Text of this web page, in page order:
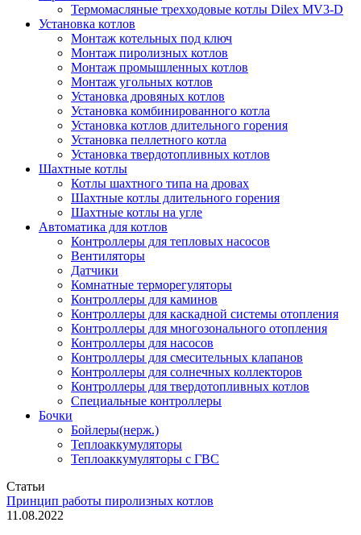
Термомасляные трехходовые котлы Dilex MV3-D
Установка котлов
Монтаж котельных под ключ
Монтаж пиролизных котлов
Монтаж промышленных котлов
Монтаж угольных котлов
Установка дровяных котлов
Установка комбинированного котла
Установка котлов длительного горения
Установка пеллетного котла
Установка твердотопливных котлов
Шахтные котлы
Котлы шахтного типа на дровах
Шахтные котлы длительного горения
Шахтные котлы на угле
Автоматика для котлов
Контроллеры для тепловых насосов
Вентиляторы
Датчики
Комнатные терморегуляторы
Контроллеры для каминов
Контроллеры для каскадной системы отопления
Контроллеры для многозонального отопления
Контроллеры для насосов
Контроллеры для смесительных клапанов
Контроллеры для солнечных коллекторов
Контроллеры для твердотопливных котлов
Специальные контроллеры
Бочки
Бойлеры(нерж.)
Теплоаккумуляторы
Теплоаккумуляторы с ГВС
Статьи
Принцип работы пиролизных котлов
11.08.2022